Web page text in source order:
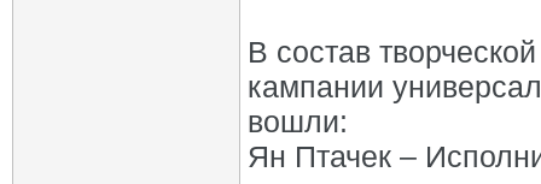
В состав
кампании
вошли:
Ян Птачек –